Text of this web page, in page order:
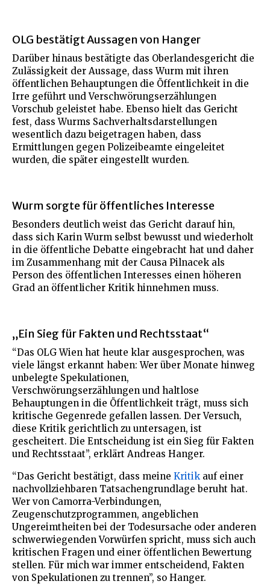
OLG bestätigt Aussagen von Hanger
Darüber hinaus bestätigte das Oberlandesgericht die
Zulässigkeit der Aussage, dass Wurm mit ihren
öffentlichen Behauptungen die Öffentlichkeit in die
Irre geführt und Verschwörungserzählungen
Vorschub geleistet habe. Ebenso hielt das Gericht
fest, dass Wurms Sachverhaltsdarstellungen
wesentlich dazu beigetragen haben, dass
Ermittlungen gegen Polizeibeamte eingeleitet
wurden, die später eingestellt wurden.
Wurm sorgte für öffentliches Interesse
Besonders deutlich weist das Gericht darauf hin,
dass sich Karin Wurm selbst bewusst und wiederholt
in die öffentliche Debatte eingebracht hat und daher
im Zusammenhang mit der Causa Pilnacek als
Person des öffentlichen Interesses einen höheren
Grad an öffentlicher Kritik hinnehmen muss.
„Ein Sieg für Fakten und Rechtsstaat“
“Das OLG Wien hat heute klar ausgesprochen, was
viele längst erkannt haben: Wer über Monate hinweg
unbelegte Spekulationen,
Verschwörungserzählungen und haltlose
Behauptungen in die Öffentlichkeit trägt, muss sich
kritische Gegenrede gefallen lassen. Der Versuch,
diese Kritik gerichtlich zu untersagen, ist
gescheitert. Die Entscheidung ist ein Sieg für Fakten
und Rechtsstaat”, erklärt Andreas Hanger.
“Das Gericht bestätigt, dass meine Kritik auf einer
nachvollziehbaren Tatsachengrundlage beruht hat.
Wer von Camorra-Verbindungen,
Zeugenschutzprogrammen, angeblichen
Ungereimtheiten bei der Todesursache oder anderen
schwerwiegenden Vorwürfen spricht, muss sich auch
kritischen Fragen und einer öffentlichen Bewertung
stellen. Für mich war immer entscheidend, Fakten
von Spekulationen zu trennen”, so Hanger.